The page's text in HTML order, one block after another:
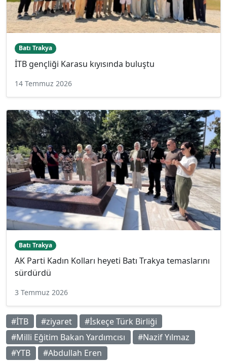
Batı Trakya
İTB gençliği Karasu kıyısında buluştu
14 Temmuz 2026
Batı Trakya
AK Parti Kadın Kolları heyeti Batı Trakya temaslarını
sürdürdü
3 Temmuz 2026
#İTB #ziyaret
#İskeçe Türk Birliği
#Milli Eğitim Bakan Yardımcısı
#Nazif Yılmaz
#YTB
#Abdullah Eren